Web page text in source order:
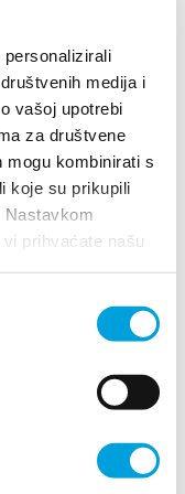
medija i
vašoj upotrebi
za društvene
mogu kombinirati s
koje su prikupili
Nastavkom
prihvaćate našu
spusta je
se po
je asfaltiran.
prenesti